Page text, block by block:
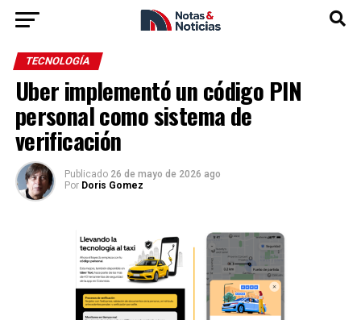
TECNOLOGÍA
Uber implementó un código PIN
personal como sistema de
verificación
Publicado 26 de mayo de 2026 ago
Por Doris Gomez